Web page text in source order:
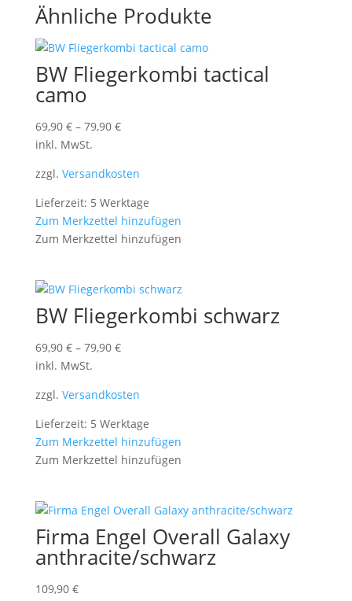
Ähnliche Produkte
BW Fliegerkombi tactical
camo
69,90 €– 79,90 €
inkl. MwSt.
zzgl. Versandkosten
Lieferzeit: 5 Werktage
Zum Merkzettel hinzufügen
Zum Merkzettel hinzufügen
BW Fliegerkombi schwarz
69,90 €– 79,90 €
inkl. MwSt.
zzgl. Versandkosten
Lieferzeit: 5 Werktage
Zum Merkzettel hinzufügen
Zum Merkzettel hinzufügen
Firma Engel Overall Galaxy
anthracite/schwarz
109,90 €